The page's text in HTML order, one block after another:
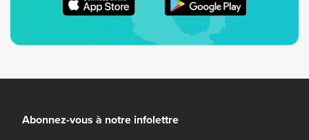
Abonnez-vous à notre infolettre